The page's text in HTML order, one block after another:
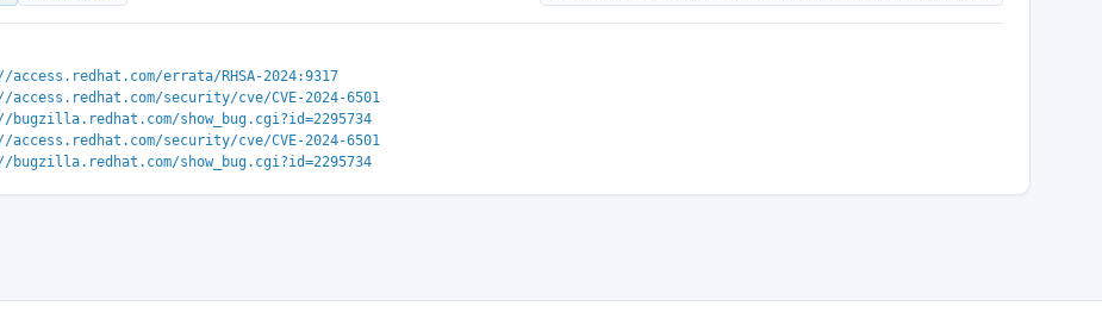
errata/RHSA-2024:9317
security/cve/CVE-2024-6501
show_bug.cgi?id=2295734
security/cve/CVE-2024-6501
show_bug.cgi?id=2295734